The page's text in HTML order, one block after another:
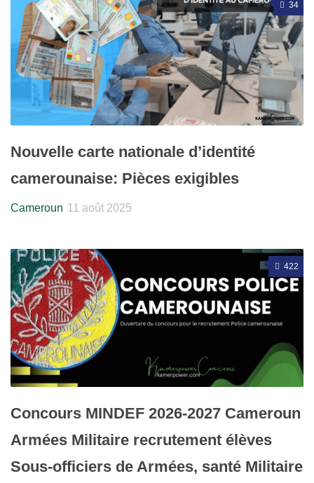
34
Nouvelle carte nationale d’identité
camerounaise: Pièces exigibles
Cameroun 11 août 2025
422
Concours MINDEF 2026-2027 Cameroun
Armées Militaire recrutement élèves
Sous-officiers de Armées, santé Militaire